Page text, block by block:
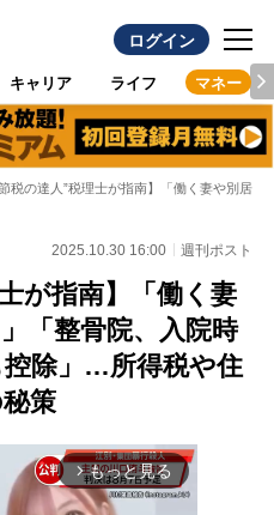
ログイン
キャリア ライフ マネー
節税の達人”税理士が指南】「働く妻や別居
2025.10.30 16:00 週刊ポスト
が指南】「働く妻
「整骨院、入院時
除」…所得税や住
策
arrow_forward_ios もっと見る